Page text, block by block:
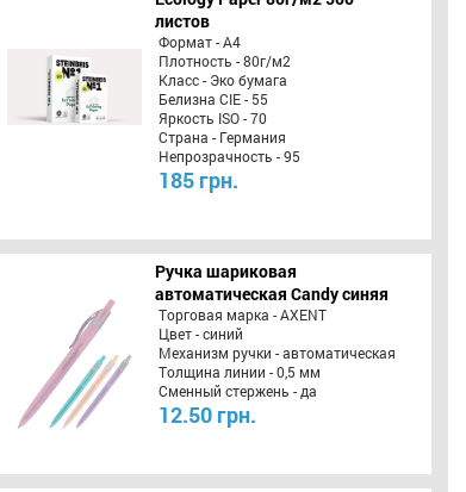
листов
Формат - А4
Плотность - 80г/м2
Класс - Эко бумага
Белизна CIE - 55
Яркость ISO - 70
Страна - Германия
Непрозрачность - 95
185 грн.
Ручка шариковая
автоматическая Candy синяя
Торговая марка - AXENT
Цвет - синий
Механизм ручки - автоматическая
Толщина линии - 0,5 мм
Сменный стержень - да
12.50 грн.